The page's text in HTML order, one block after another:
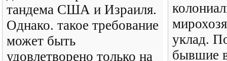
тандема США и Израиля.
Однако. такое требование
может быть
удовлетворено только на
уклад.
бывшие